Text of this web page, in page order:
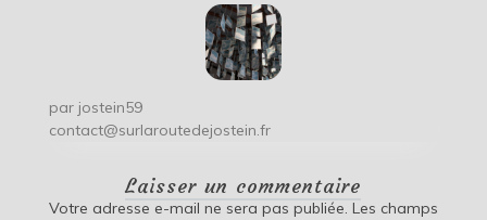
par jostein59
contact@surlaroutedejostein.fr
Laisser un commentaire
Votre adresse e-mail ne sera pas publiée. Les champs